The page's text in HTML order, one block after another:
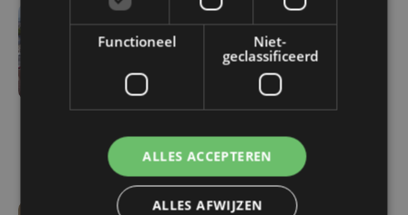
do 6 augustus | 16:44
Veurne moet zo'n twee
miljoen euro aan
onrechtmatig
terugbetalen
Functioneel
Niet-
geclassificeerd
ALLES ACCEPTEREN
ALLES AFWIJZEN